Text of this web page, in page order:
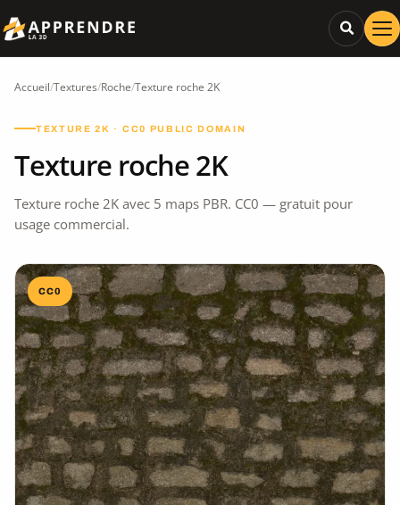
Accueil/Textures/Roche/Texture roche 2K
TEXTURE 2K · CC0 PUBLIC DOMAIN
Texture roche 2K
Texture roche 2K avec 5 maps PBR. CC0 — gratuit pour
usage commercial.
CC0